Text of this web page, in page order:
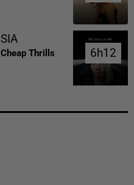
SIA
Cheap Thrills 6h12
6h12